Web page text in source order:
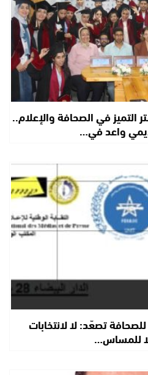
التميز في الصحافة والإعلام..
واعد في…
للصحافة تصعّد: لا لانتخابات
للمساس…